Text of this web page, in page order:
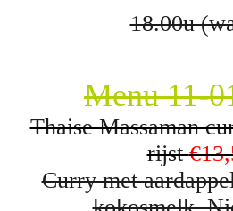
18.00u
Menu 11-
Thaise Massaman
rijst
Curry met